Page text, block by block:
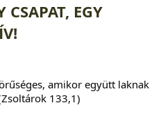
EGY
amikor együtt laknak
133,1)